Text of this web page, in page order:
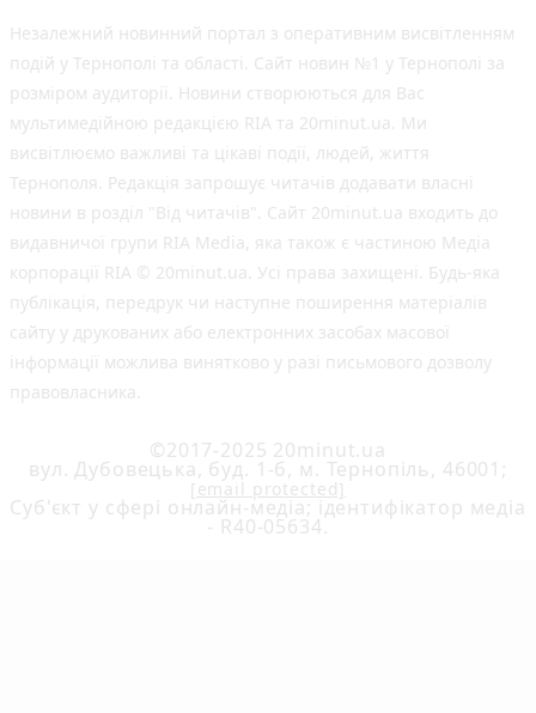
Незалежний новинний портал з оперативним висвітленням
подій у Тернополі та області. Сайт новин №1 у Тернополі за
розміром аудиторії. Новини створюються для Вас
мультимедійною редакцією RIA та 20minut.ua. Ми
висвітлюємо важливі та цікаві події, людей, життя
Тернополя. Редакція запрошує читачів додавати власні
новини в розділ "Від читачів". Сайт 20minut.ua входить до
видавничої групи RIA Media, яка також є частиною Медіа
корпорації RIA © 20minut.ua. Усі права захищені. Будь-яка
публiкацiя, передрук чи наступне поширення матеріалів
сайту у друкованих або електронних засобах масової
інформації можлива винятково у разі письмового дозволу
правовласника.
©2017-2025 20minut.ua
вул. Дубовецька, буд. 1-б, м. Тернопіль, 46001;
[email protected]
Cуб'єкт у сфері онлайн-медіа; ідентифікатор медіа
- R40-05634.